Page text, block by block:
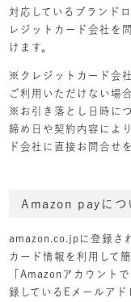
対応しているブランド
レジットカード会社を
けます。
※クレジットカード会
ご利用いただけない場
※お引き落とし日時に
締め日や契約内容によ
ド会社に直接お問合せ
Amazon payにつ
amazon.co.jpに登録さ
カード情報を利用して
「Amazonアカウント
録しているEメールア